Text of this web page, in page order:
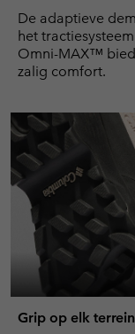
De adaptieve
het
Omni-MAX™
zalig comfort.
Grip op elk terrein